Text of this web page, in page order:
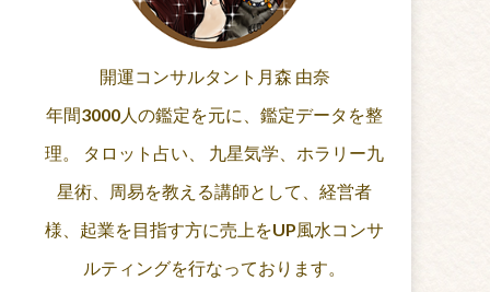
開運コンサルタント月森 由奈
年間3000人の鑑定を元に、鑑定データを整
理。 タロット占い、 九星気学、ホラリー九
星術、周易を教える講師として、経営者
様、起業を目指す方に売上をUP風水コンサ
ルティングを行なっております。